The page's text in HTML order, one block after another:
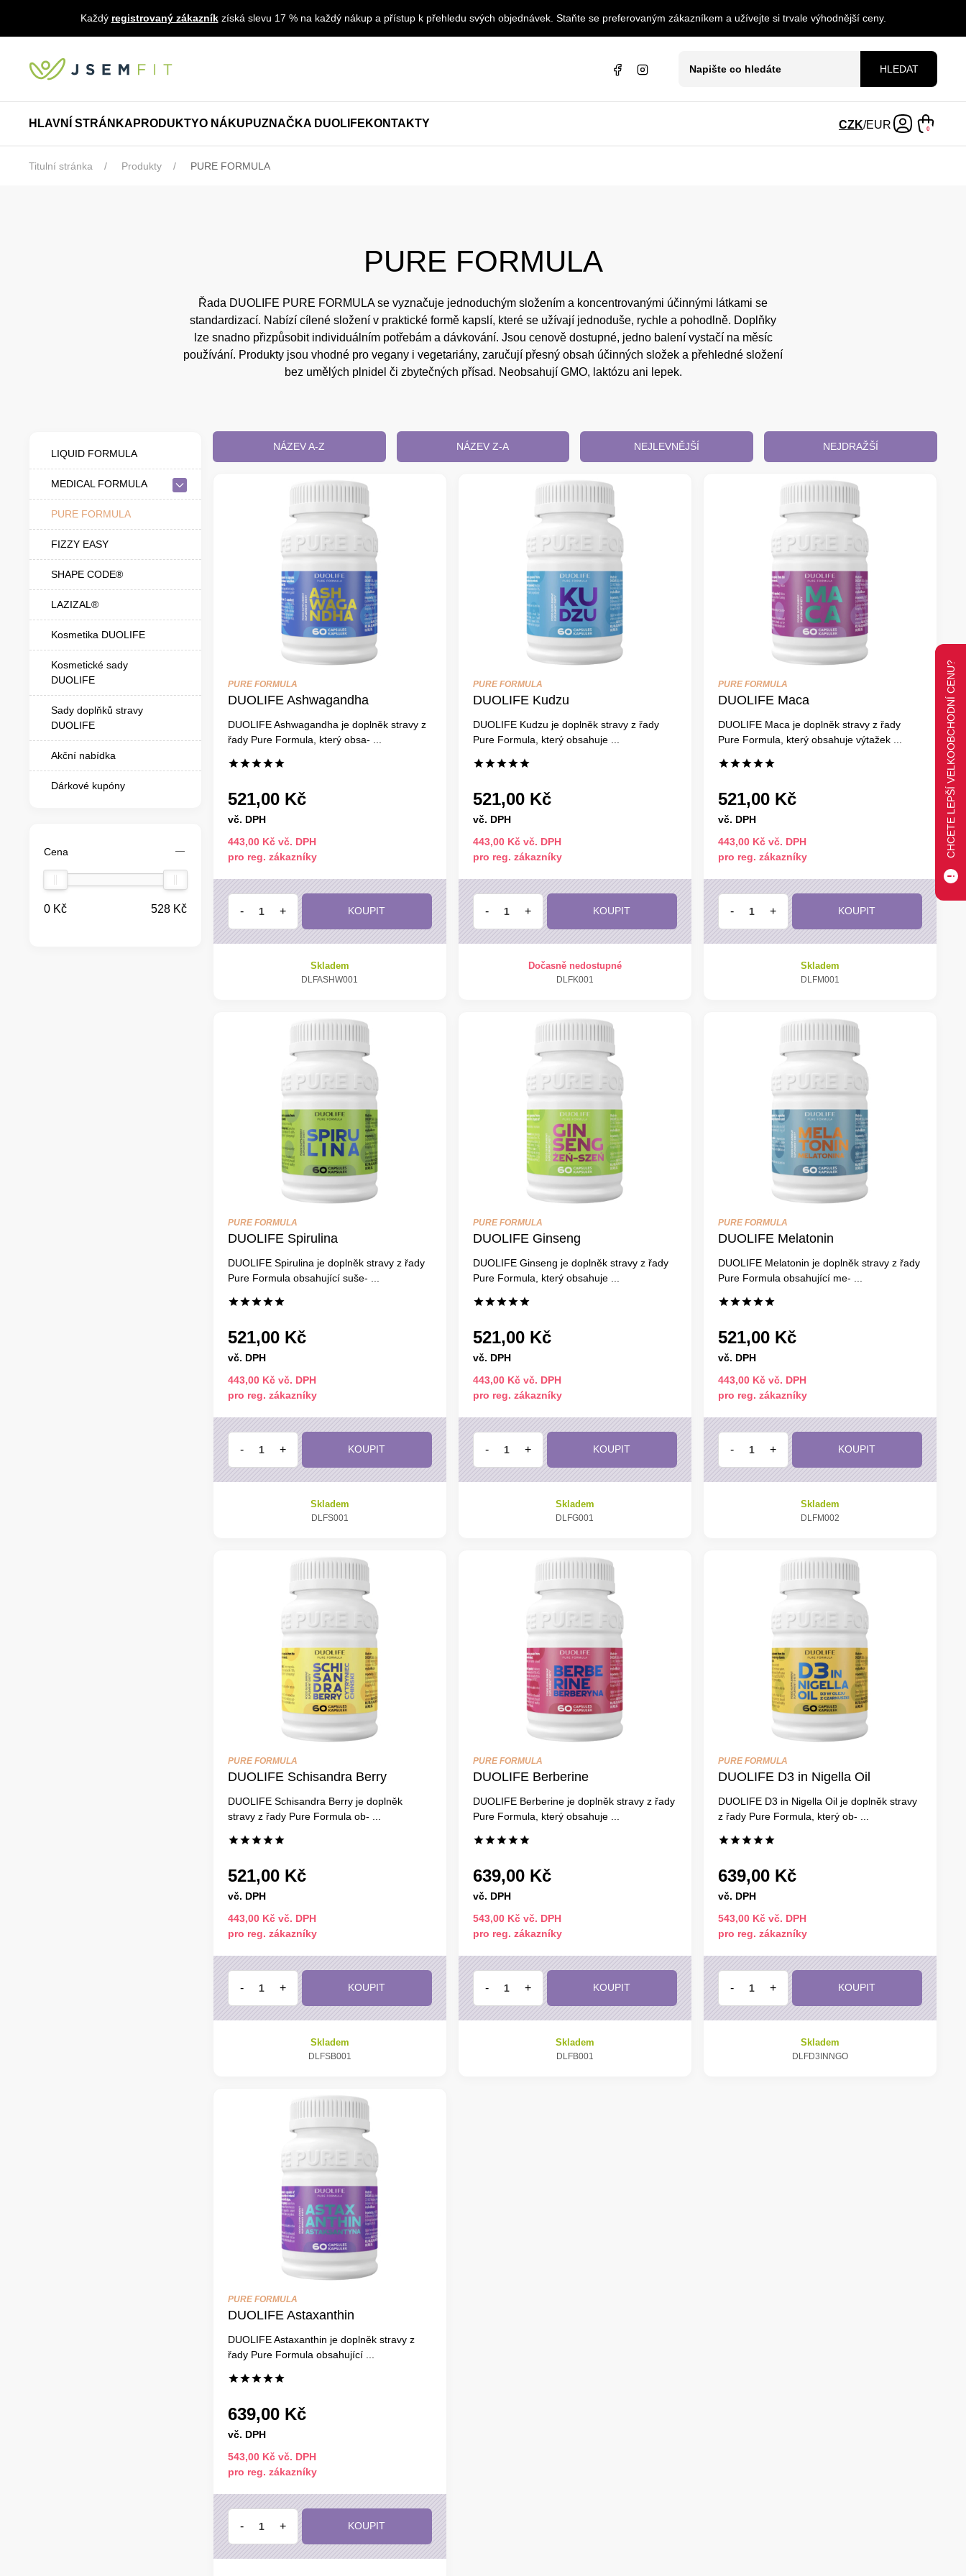
Každý registrovaný zákazníkzíská slevu 17 % na každý nákup a přístup k přehledu svých objednávek. Staňte se preferovaným zákazníkem a užívejte si trvale výhodnější ceny.
HLEDAT
HLAVNÍ STRÁNKA PRODUKTYO NÁKUPUZNAČKA DUOLIFE KONTAKTY CZK/EUR 0
Titulní stránka Produkty PURE FORMULA
PURE FORMULA
Řada DUOLIFE PURE FORMULA se vyznačuje jednoduchým složením a koncentrovanými účinnými látkami se
standardizací. Nabízí cílené složení v praktické formě kapslí, které se užívají jednoduše, rychle a pohodlně. Doplňky
lze snadno přizpůsobit individuálním potřebám a dávkování. Jsou cenově dostupné, jedno balení vystačí na měsíc
používání. Produkty jsou vhodné pro vegany i vegetariány, zaručují přesný obsah účinných složek a přehledné složení
bez umělých plnidel či zbytečných přísad. Neobsahují GMO, laktózu ani lepek.
LIQUID FORMULA
MEDICAL FORMULA
PURE FORMULA
FIZZY EASY
SHAPE CODE®
LAZIZAL®
Kosmetika DUOLIFE
Kosmetické sady
DUOLIFE
Sady doplňků stravy
DUOLIFE
Akční nabídka
Dárkové kupóny
Cena
0 Kč 528 Kč
NÁZEV A-Z NÁZEV Z-A NEJLEVNĚJŠÍ NEJDRAŽŠÍ
PURE FORMULA
DUOLIFE Ashwagandha
DUOLIFE Ashwagandha je doplněk stravy z
řady Pure Formula, který obsa- ...
521,00 Kč
vč. DPH
443,00 Kč vč. DPH
pro reg. zákazníky
- + KOUPIT
Skladem
DLFASHW001
PURE FORMULA
DUOLIFE Kudzu
DUOLIFE Kudzu je doplněk stravy z řady
Pure Formula, který obsahuje ...
521,00 Kč
vč. DPH
443,00 Kč vč. DPH
pro reg. zákazníky
- + KOUPIT
Dočasně nedostupné
DLFK001
PURE FORMULA
DUOLIFE Maca
DUOLIFE Maca je doplněk stravy z řady
Pure Formula, který obsahuje výtažek ...
521,00 Kč
vč. DPH
443,00 Kč vč. DPH
pro reg. zákazníky
- + KOUPIT
Skladem
DLFM001
PURE FORMULA
DUOLIFE Spirulina
DUOLIFE Spirulina je doplněk stravy z řady
Pure Formula obsahující suše- ...
521,00 Kč
vč. DPH
443,00 Kč vč. DPH
pro reg. zákazníky
- + KOUPIT
Skladem
DLFS001
PURE FORMULA
DUOLIFE Ginseng
DUOLIFE Ginseng je doplněk stravy z řady
Pure Formula, který obsahuje ...
521,00 Kč
vč. DPH
443,00 Kč vč. DPH
pro reg. zákazníky
- + KOUPIT
Skladem
DLFG001
PURE FORMULA
DUOLIFE Melatonin
DUOLIFE Melatonin je doplněk stravy z řady
Pure Formula obsahující me- ...
521,00 Kč
vč. DPH
443,00 Kč vč. DPH
pro reg. zákazníky
- + KOUPIT
Skladem
DLFM002
PURE FORMULA
DUOLIFE Schisandra Berry
DUOLIFE Schisandra Berry je doplněk
stravy z řady Pure Formula ob- ...
521,00 Kč
vč. DPH
443,00 Kč vč. DPH
pro reg. zákazníky
- + KOUPIT
Skladem
DLFSB001
PURE FORMULA
DUOLIFE Berberine
DUOLIFE Berberine je doplněk stravy z řady
Pure Formula, který obsahuje ...
639,00 Kč
vč. DPH
543,00 Kč vč. DPH
pro reg. zákazníky
- + KOUPIT
Skladem
DLFB001
PURE FORMULA
DUOLIFE D3 in Nigella Oil
DUOLIFE D3 in Nigella Oil je doplněk stravy
z řady Pure Formula, který ob- ...
639,00 Kč
vč. DPH
543,00 Kč vč. DPH
pro reg. zákazníky
- + KOUPIT
Skladem
DLFD3INNGO
PURE FORMULA
DUOLIFE Astaxanthin
DUOLIFE Astaxanthin je doplněk stravy z
řady Pure Formula obsahující ...
639,00 Kč
vč. DPH
543,00 Kč vč. DPH
pro reg. zákazníky
- + KOUPIT
CHCETE LEPŠÍ VELKOOBCHODNÍ CENU?